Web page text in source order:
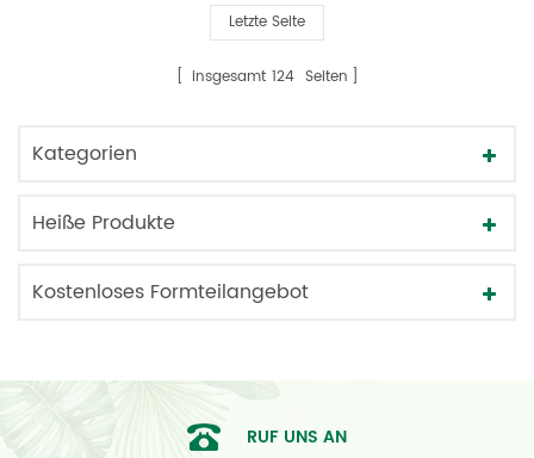
Letzte Seite
insgesamt 124 Seiten
Kategorien
Heiße Produkte
Kostenloses Formteilangebot
RUF UNS AN